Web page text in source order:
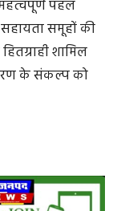
होने वाला यह
और सामाजिक
पहल
समूहों की
शामिल